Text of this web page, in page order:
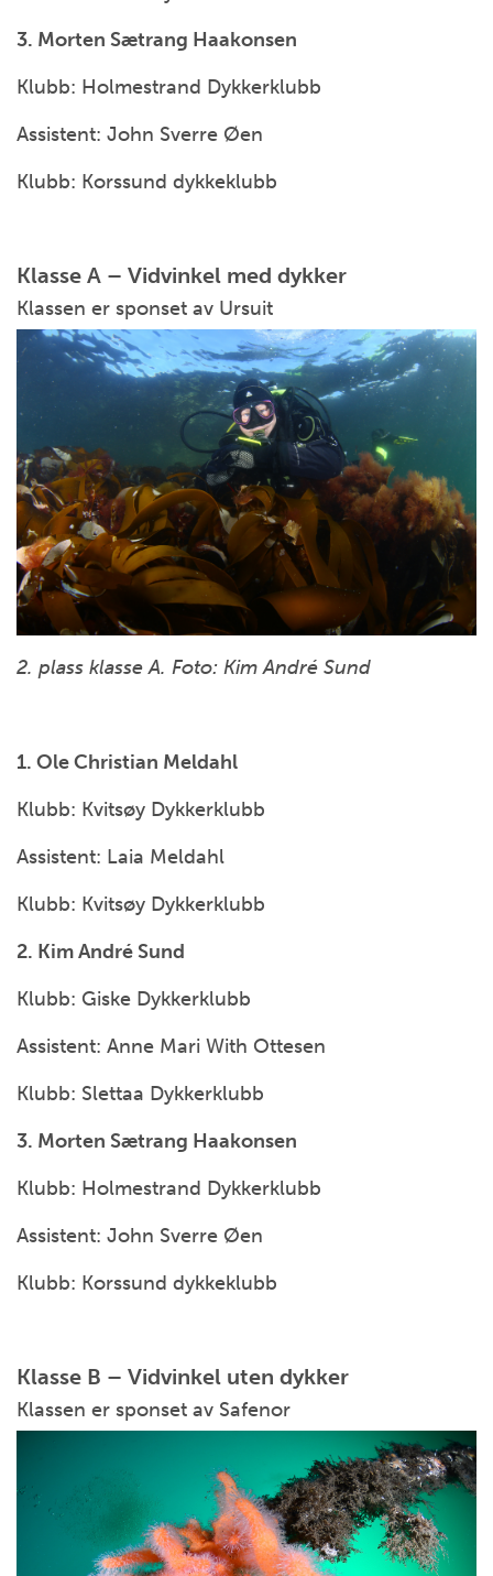
3. Morten Sætrang Haakonsen
Klubb: Holmestrand Dykkerklubb
Assistent: John Sverre Øen
Klubb: Korssund dykkeklubb
Klasse A – Vidvinkel med dykker
Klassen er sponset av Ursuit
2. plass klasse A. Foto: Kim André Sund
1. Ole Christian Meldahl
Klubb: Kvitsøy Dykkerklubb
Assistent: Laia Meldahl
Klubb: Kvitsøy Dykkerklubb
2. Kim André Sund
Klubb: Giske Dykkerklubb
Assistent: Anne Mari With Ottesen
Klubb: Slettaa Dykkerklubb
3. Morten Sætrang Haakonsen
Klubb: Holmestrand Dykkerklubb
Assistent: John Sverre Øen
Klubb: Korssund dykkeklubb
Klasse B – Vidvinkel uten dykker
Klassen er sponset av Safenor